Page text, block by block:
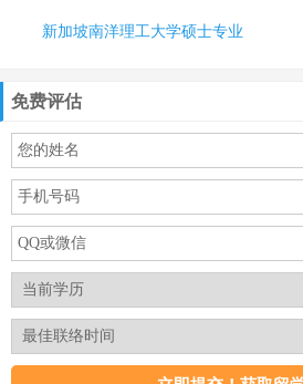
新加坡南洋理工大学硕士专业
免费评估